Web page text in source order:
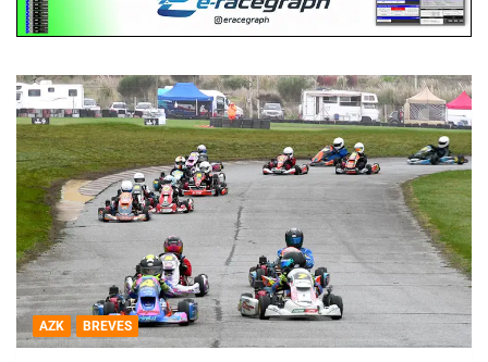
AZK BREVES